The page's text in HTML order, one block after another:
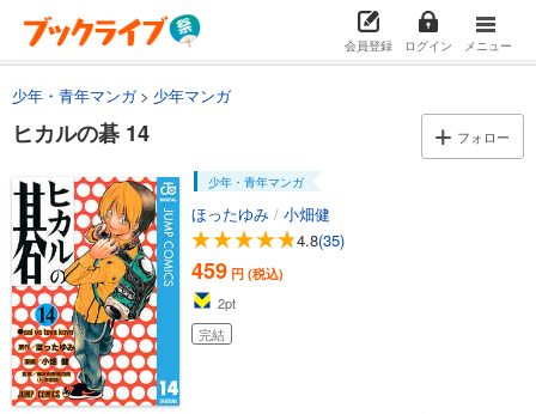
会員登録 ログイン メニュー
少年・青年マンガ 少年マンガ
ヒカルの碁 14 フォロー
少年・青年マンガ
ほったゆみ / 小畑健
4.8(35)
459 円 (税込)
2pt
完結
試し読み
ヒカルの碁 3
459
あらすじを表示する
ヒカルの碁 4
459円 (税込)
完結
あらすじを表示する